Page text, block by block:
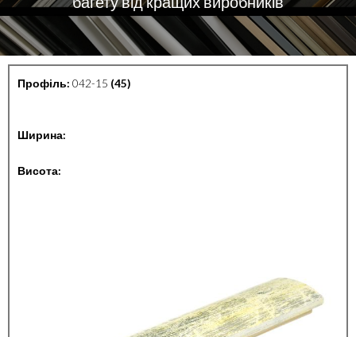
Профіль: 042-15 (45)
Ширина:
Висота: